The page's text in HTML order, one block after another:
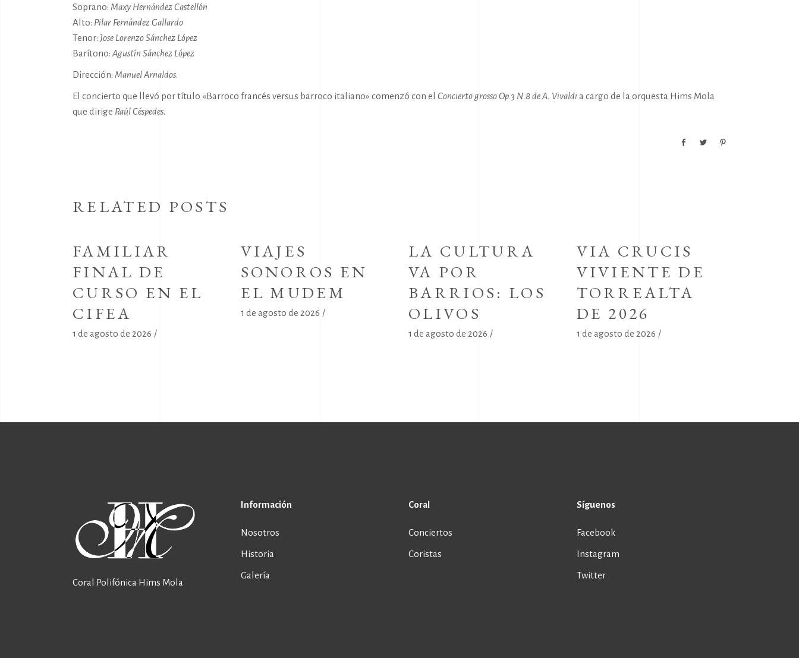
Soprano: Maxy Hernández Castellón
Alto: Pilar Fernández Gallardo
Tenor: Jose Lorenzo Sánchez López
Barítono: Agustín Sánchez López
Dirección: Manuel Arnaldos.
El concierto que llevó por título «Barroco francés versus barroco italiano» comenzó con el Concierto grosso Op.3 N.8de A. Vivaldi a cargo de la orquesta Hims Mola
que dirige Raúl Céspedes.
RELATED POSTS
FAMILIAR
FINAL DE
CURSO EN EL
CIFEA
1 de agosto de 2026
VIAJES
SONOROS EN
EL MUDEM
1 de agosto de 2026
LA CULTURA
VA POR
BARRIOS: LOS
OLIVOS
1 de agosto de 2026
VIA CRUCIS
VIVIENTE DE
TORREALTA
DE 2026
1 de agosto de 2026
Coral Polifónica Hims Mola
Información
Nosotros
Historia
Galería
Coral
Conciertos
Coristas
Síguenos
Facebook
Instagram
Twitter